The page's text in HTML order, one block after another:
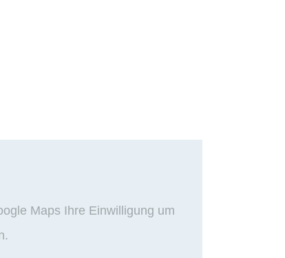
Maps Ihre Einwilligung um